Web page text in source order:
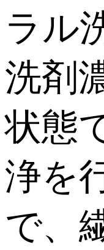
ラル
洗剤
状態
浄を
で、